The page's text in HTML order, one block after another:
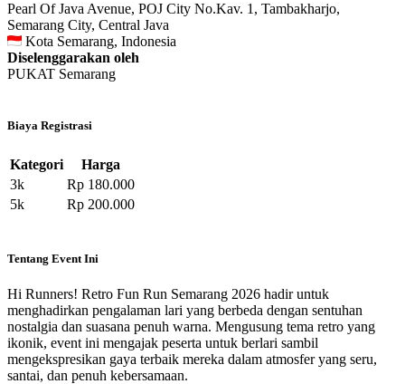
Pearl Of Java Avenue, POJ City No.Kav. 1, Tambakharjo,
Semarang City, Central Java
Kota Semarang, Indonesia
Diselenggarakan oleh
PUKAT Semarang
Biaya Registrasi
Kategori
Harga
3k
Rp 180.000
5k
Rp 200.000
Tentang Event Ini
Hi Runners! Retro Fun Run Semarang 2026 hadir untuk
menghadirkan pengalaman lari yang berbeda dengan sentuhan
nostalgia dan suasana penuh warna. Mengusung tema retro yang
ikonik, event ini mengajak peserta untuk berlari sambil
mengekspresikan gaya terbaik mereka dalam atmosfer yang seru,
santai, dan penuh kebersamaan.